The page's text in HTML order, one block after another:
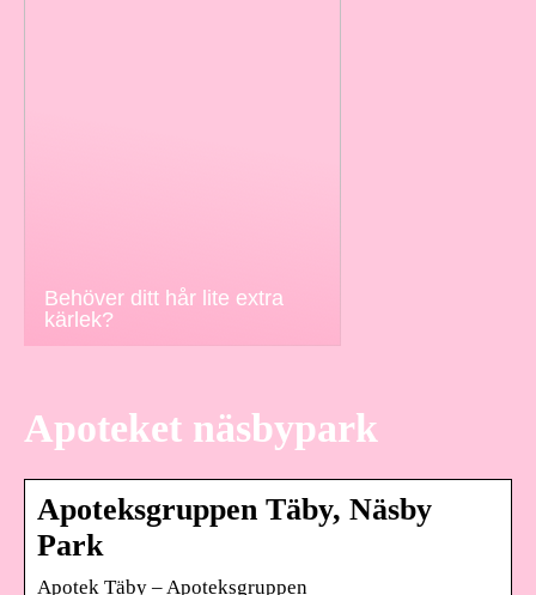
Behöver ditt hår lite extra
kärlek?
Apoteket näsbypark
Apoteksgruppen Täby, Näsby
Park
Apotek Täby – Apoteksgruppen